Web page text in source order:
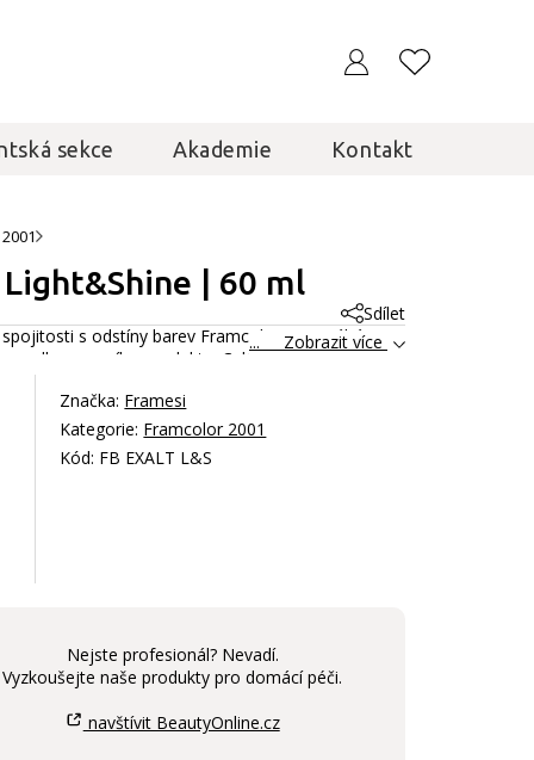
sekce Akademie Kontakt
| 60 ml
Sdílet
s odstíny barev Framcolor a pomáhá
odbarvovacího produktu.
Celý popis
... Zobrazit více
Značka: Framesi
Kategorie: Framcolor 2001
Kód: FB EXALT L&S
Nejste profesionál? Nevadí.
Vyzkoušejte naše produkty pro domácí péči.
navštívit BeautyOnline.cz